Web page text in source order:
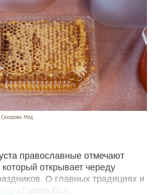
Мед
православные отмечают
открывает череду
О главных традициях и
«Газета.Ru».